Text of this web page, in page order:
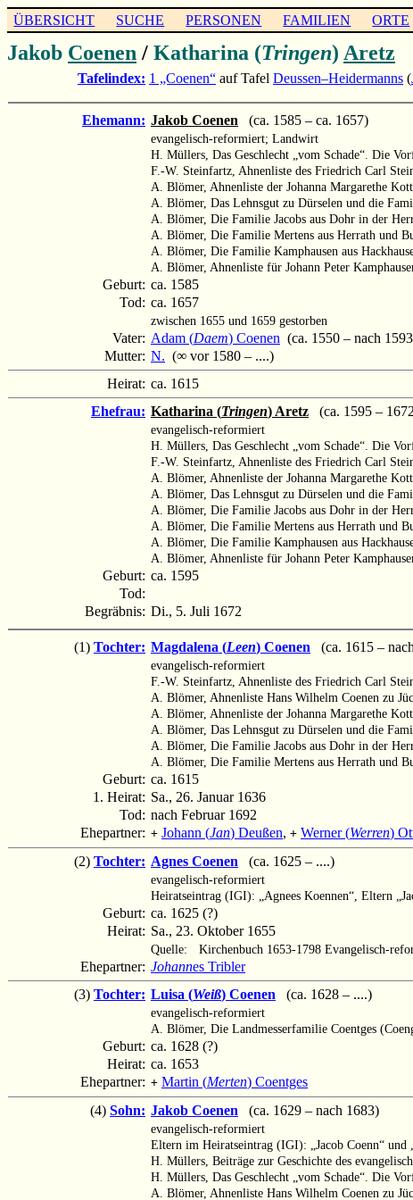
ÜBERSICHT SUCHE PERSONEN FAMILIEN ORTE
Jakob Coenen / Katharina (Tringen) Aretz
Tafelindex: 1 „Coenen“ auf Tafel Deussen–Heidermanns (
Ehemann: Jakob Coenen (ca. 1585 – ca. 1657)
evangelisch-reformiert; Landwirt
H. Müllers, Das Geschlecht „vom Schade“. Die
F.-W. Steinfartz, Ahnenliste des Friedrich Carl
A. Blömer, Ahnenliste der Johanna Margarethe
A. Blömer, Das Lehnsgut zu Dürselen und die
A. Blömer, Die Familie Jacobs aus Dohr in der
A. Blömer, Die Familie Mertens aus Herrath und
A. Blömer, Die Familie Kamphausen aus
A. Blömer, Ahnenliste für Johann Peter
Geburt: ca. 1585
Tod: ca. 1657
zwischen 1655 und 1659 gestorben
Vater: Adam (Daem) Coenen (ca. 1550 – nach
Mutter: N. (∞ vor 1580 – ....)
Heirat: ca. 1615
Ehefrau: Katharina (Tringen) Aretz (ca. 1595 –
evangelisch-reformiert
H. Müllers, Das Geschlecht „vom Schade“. Die
F.-W. Steinfartz, Ahnenliste des Friedrich Carl
A. Blömer, Ahnenliste der Johanna Margarethe
A. Blömer, Das Lehnsgut zu Dürselen und die
A. Blömer, Die Familie Jacobs aus Dohr in der
A. Blömer, Die Familie Mertens aus Herrath und
A. Blömer, Die Familie Kamphausen aus
A. Blömer, Ahnenliste für Johann Peter
Geburt: ca. 1595
Tod:
Begräbnis: Di., 5. Juli 1672
(1) Tochter: Magdalena (Leen) Coenen (ca. 1615 –
evangelisch-reformiert
F.-W. Steinfartz, Ahnenliste des Friedrich Carl
A. Blömer, Ahnenliste Hans Wilhelm Coenen zu
A. Blömer, Ahnenliste der Johanna Margarethe
A. Blömer, Das Lehnsgut zu Dürselen und die
A. Blömer, Die Familie Jacobs aus Dohr in der
A. Blömer, Die Familie Mertens aus Herrath und
Geburt: ca. 1615
1. Heirat: Sa., 26. Januar 1636
Tod: nach Februar 1692
Ehepartner: + Johann (Jan) Deußen, + Werner (Werren)
(2) Tochter: Agnes Coenen (ca. 1625 – ....)
evangelisch-reformiert
Heiratseintrag (IGI): „Agnees Koennen“, Eltern
Geburt: ca. 1625 (?)
Heirat: Sa., 23. Oktober 1655
Quelle: Kirchenbuch 1653-1798 Evangelisch-
Ehepartner: Johannes Tribler
(3) Tochter: Luisa (Weiß) Coenen (ca. 1628 – ....)
evangelisch-reformiert
A. Blömer, Die Landmesserfamilie Coentges
Geburt: ca. 1628 (?)
Heirat: ca. 1653
Ehepartner: + Martin (Merten) Coentges
(4) Sohn: Jakob Coenen (ca. 1629 – nach 1683)
evangelisch-reformiert
Eltern im Heiratseintrag (IGI): „Jacob Coenn“ und
H. Müllers, Beiträge zur Geschichte des
H. Müllers, Das Geschlecht „vom Schade“. Die
A. Blömer, Ahnenliste Hans Wilhelm Coenen zu